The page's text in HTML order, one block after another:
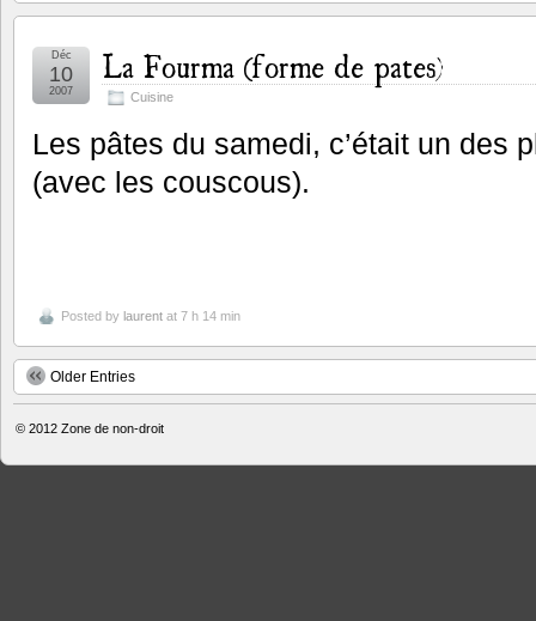
La Fourma (forme de pates)
Cuisine
Déc
10
2007
Les pâtes du samedi, c’était un des
(avec les couscous).
Posted by laurent at 7 h 14 min
Older Entries
© 2012 Zone de non-droit